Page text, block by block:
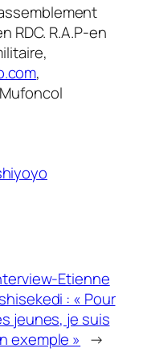
RDC. R.A.P-en
,
Etienne
: « Pour
jeunes, je suis
exemple » →